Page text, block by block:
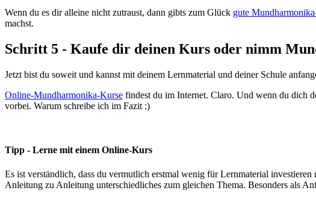
Wenn du es dir alleine nicht zutraust, dann gibts zum Glück gute
machst.
Schritt 5 - Kaufe dir deinen Kurs oder nimm
Jetzt bist du soweit und kannst mit deinem Lernmaterial und deiner Schule
Online-Mundharmonika-Kurse findest du im Internet. Claro. Und wenn du dich
vorbei. Warum schreibe ich im Fazit :)
Tipp - Lerne mit einem Online-Kurs
Es ist verständlich, dass du vermutlich erstmal wenig für Lernmaterial
Anleitung zu Anleitung unterschiedliches zum gleichen Thema. Besonders als